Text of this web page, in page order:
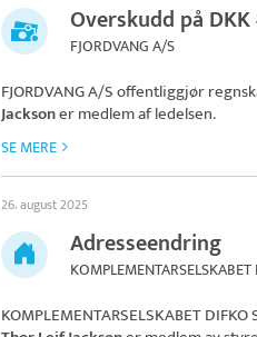
Overskudd på DKK
FJORDVANG A/S
FJORDVANG A/Soffentliggjør
Jacksoner medlem af ledelsen.
SE MERE
26. august 2025
Adresseendring
KOMPLEMENTARSELSKABET